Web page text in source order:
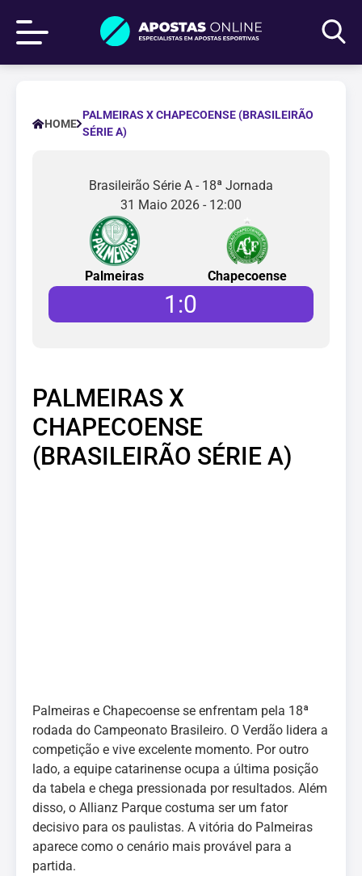
HOME
PALMEIRAS X CHAPECOENSE (BRASILEIRÃO
SÉRIE A)
Brasileirão Série A - 18ª Jornada
31 Maio 2026 - 12:00
Palmeiras Chapecoense
1 :0
PALMEIRAS X
CHAPECOENSE
(BRASILEIRÃO SÉRIE A)
Palmeiras e Chapecoense se enfrentam pela 18ª
rodada do Campeonato Brasileiro. O Verdão lidera a
competição e vive excelente momento. Por outro
lado, a equipe catarinense ocupa a última posição
da tabela e chega pressionada por resultados. Além
disso, o Allianz Parque costuma ser um fator
decisivo para os paulistas. A vitória do Palmeiras
aparece como o cenário mais provável para a
partida.